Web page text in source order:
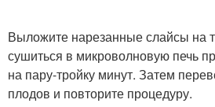
Выложите нарезанные слайсы на
сушиться в микроволновую печь
на пару-тройку минут. Затем
плодов и повторите процедуру.